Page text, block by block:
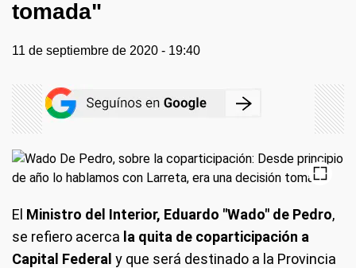
tomada"
11 de septiembre de 2020 - 19:40
El Ministro del Interior, Eduardo "Wado" de Pedro,
se refiero acerca la quita de coparticipación a
Capital Federal y que será destinado a la Provincia